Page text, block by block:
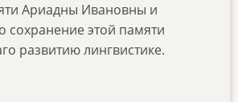
Ариадны Ивановны и
сохранение этой памяти
развитию лингвистике.